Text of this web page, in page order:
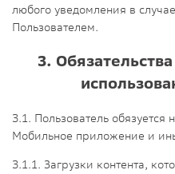
любого уведомления в
Пользователем.
3.
3.1. Пользователь обязуется
Мобильное приложение и
3.1.1. Загрузки контента,